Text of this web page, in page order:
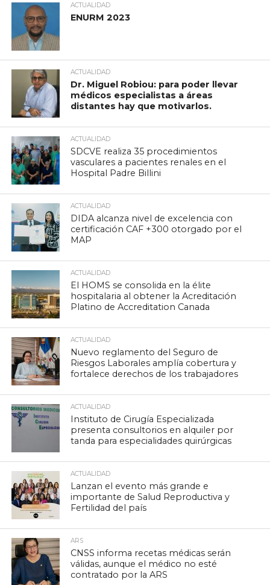
ACTUALIDAD
ENURM 2023
ACTUALIDAD
Dr. Miguel Robiou: para poder llevar
médicos especialistas a áreas
distantes hay que motivarlos.
ACTUALIDAD
SDCVE realiza 35 procedimientos
vasculares a pacientes renales en el
Hospital Padre Billini
ACTUALIDAD
DIDA alcanza nivel de excelencia con
certificación CAF +300 otorgado por el
MAP
ACTUALIDAD
El HOMS se consolida en la élite
hospitalaria al obtener la Acreditación
Platino de Accreditation Canada
ACTUALIDAD
Nuevo reglamento del Seguro de
Riesgos Laborales amplía cobertura y
fortalece derechos de los trabajadores
ACTUALIDAD
Instituto de Cirugía Especializada
presenta consultorios en alquiler por
tanda para especialidades quirúrgicas
ACTUALIDAD
Lanzan el evento más grande e
importante de Salud Reproductiva y
Fertilidad del país
ARS
CNSS informa recetas médicas serán
válidas, aunque el médico no esté
contratado por la ARS